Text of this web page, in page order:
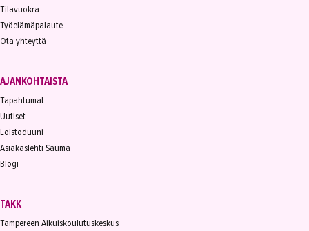
Tilavuokra
Työelämäpalaute
Ota yhteyttä
AJANKOHTAISTA
Tapahtumat
Uutiset
Loistoduuni
Asiakaslehti Sauma
Blogi
TAKK
Tampereen Aikuiskoulutuskeskus